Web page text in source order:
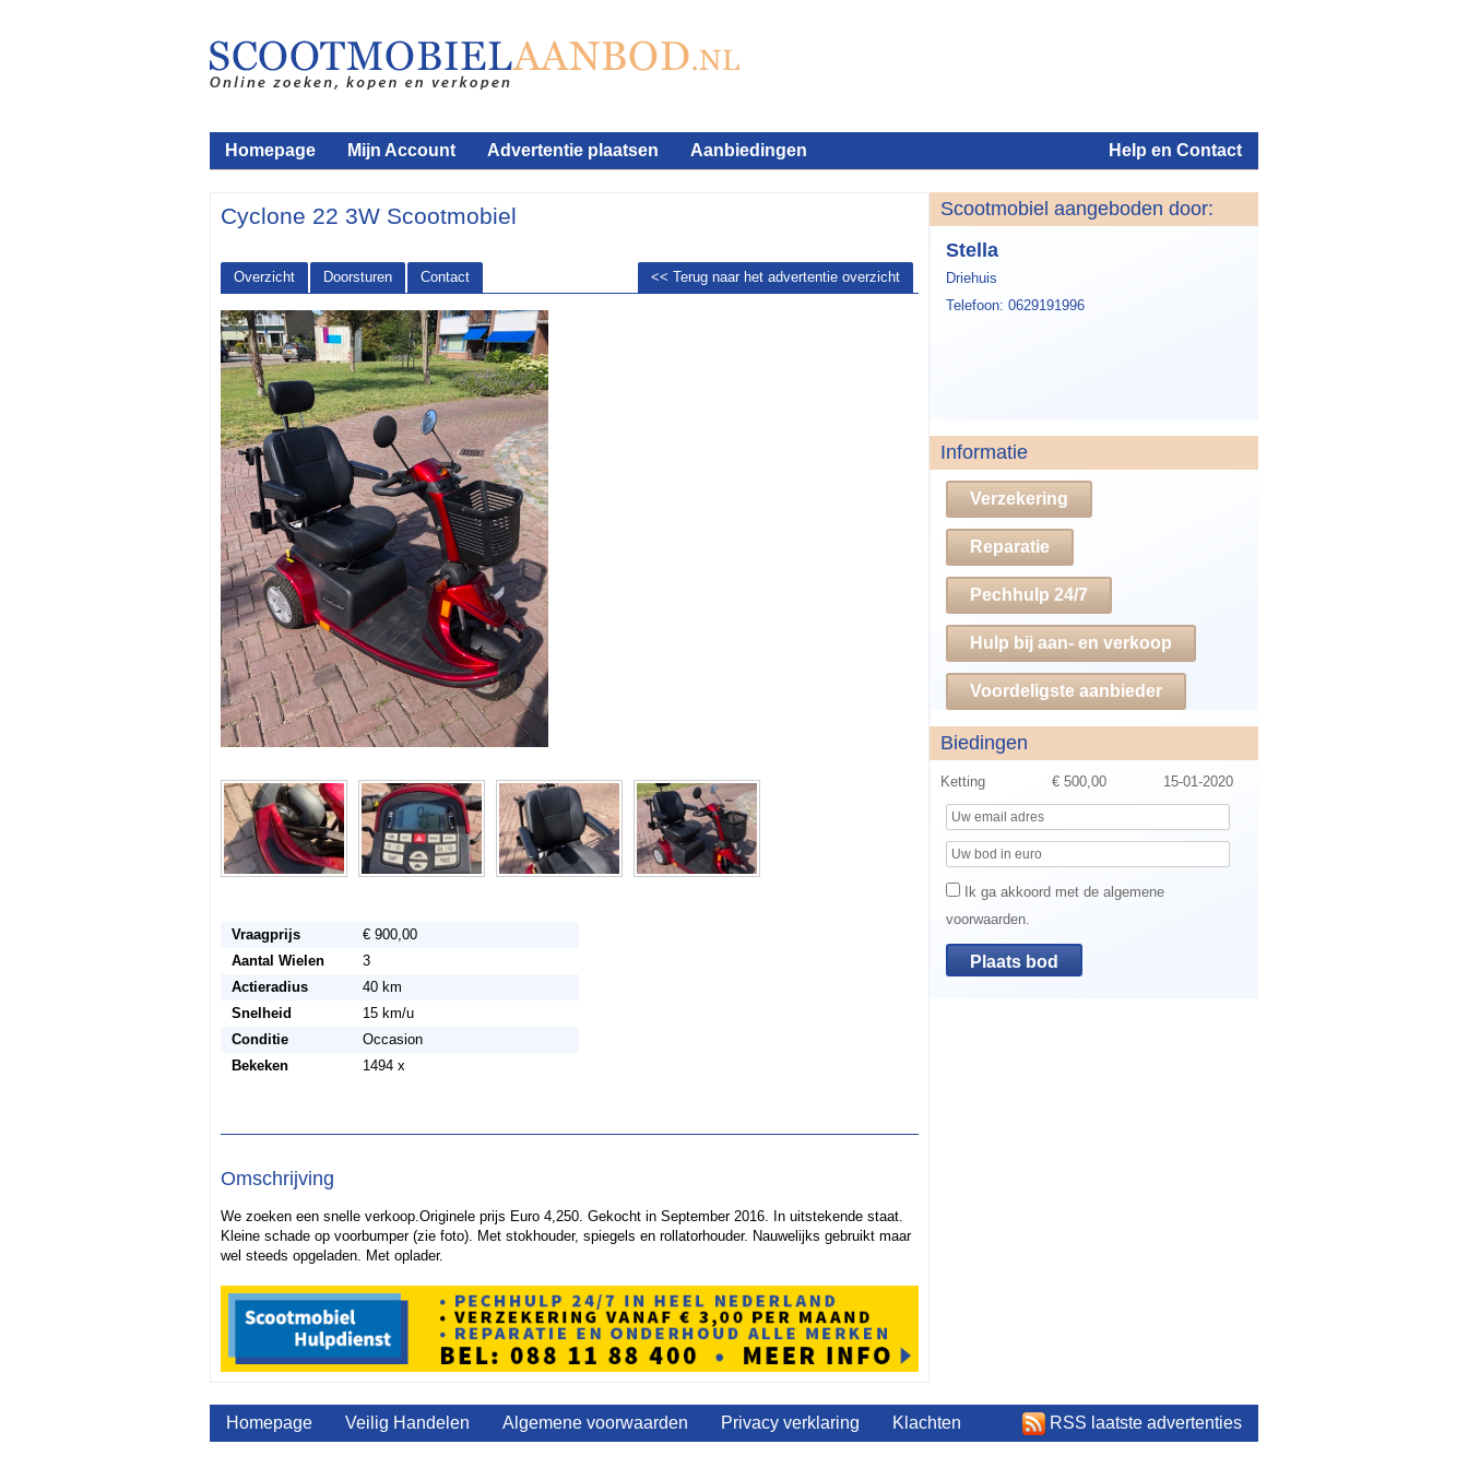
Homepage Mijn Account Advertentie plaatsen Aanbiedingen Help en Contact
Cyclone 22 3W Scootmobiel
Overzicht Doorsturen Contact << Terug naar het advertentie overzicht
Vraagprijs
€ 900,00
Aantal Wielen
3
Actieradius
40 km
Snelheid
15 km/u
Conditie
Occasion
Bekeken
1494 x
Omschrijving
We zoeken een snelle verkoop.Originele prijs Euro 4,250. Gekocht in September 2016. In uitstekende staat.
Kleine schade op voorbumper (zie foto). Met stokhouder, spiegels en rollatorhouder. Nauwelijks gebruikt maar
wel steeds opgeladen. Met oplader.
Scootmobiel aangeboden door:
Stella
Driehuis
Telefoon: 0629191996
Informatie
Verzekering
Reparatie
Pechhulp 24/7
Hulp bij aan- en verkoop
Voordeligste aanbieder
Biedingen
Ketting € 500,00 15-01-2020
Ik ga akkoord met de algemene
voorwaarden.
Homepage Veilig Handelen Algemene voorwaarden Privacy verklaring RSS laatste advertenties
Klachten